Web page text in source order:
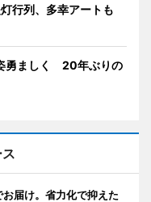
行列、多幸アートも
勇ましく 20年ぶりの
届け。省力化で抑えた